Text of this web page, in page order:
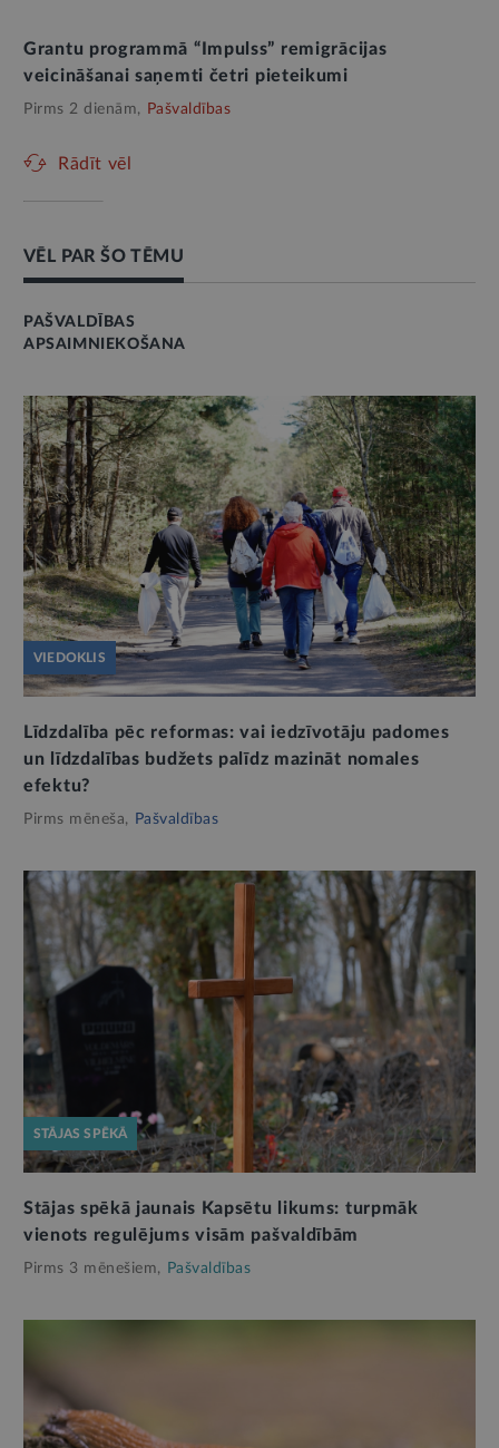
Grantu programmā “Impulss” remigrācijas
veicināšanai saņemti četri pieteikumi
Pirms 2 dienām, Pašvaldības
Rādīt vēl
VĒL PAR ŠO TĒMU
PAŠVALDĪBAS
APSAIMNIEKOŠANA
VIEDOKLIS
Līdzdalība pēc reformas: vai iedzīvotāju padomes
un līdzdalības budžets palīdz mazināt nomales
efektu?
Pirms mēneša, Pašvaldības
STĀJAS SPĒKĀ
Stājas spēkā jaunais Kapsētu likums: turpmāk
vienots regulējums visām pašvaldībām
Pirms 3 mēnešiem, Pašvaldības